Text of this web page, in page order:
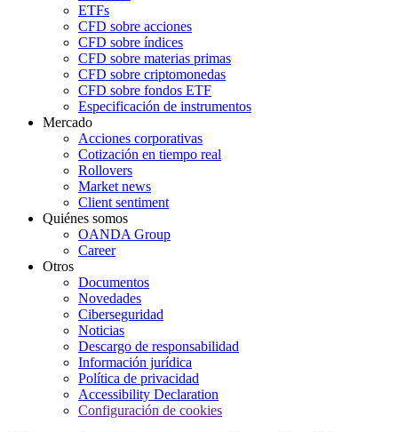
ETFs
CFD sobre acciones
CFD sobre índices
CFD sobre materias primas
CFD sobre criptomonedas
CFD sobre fondos ETF
Especificación de instrumentos
Mercado
Acciones corporativas
Cotización en tiempo real
Rollovers
Market news
Client sentiment
Quiénes somos
OANDA Group
Career
Otros
Documentos
Novedades
Ciberseguridad
Noticias
Descargo de responsabilidad
Información jurídica
Política de privacidad
Accessibility Declaration
Configuración de cookies